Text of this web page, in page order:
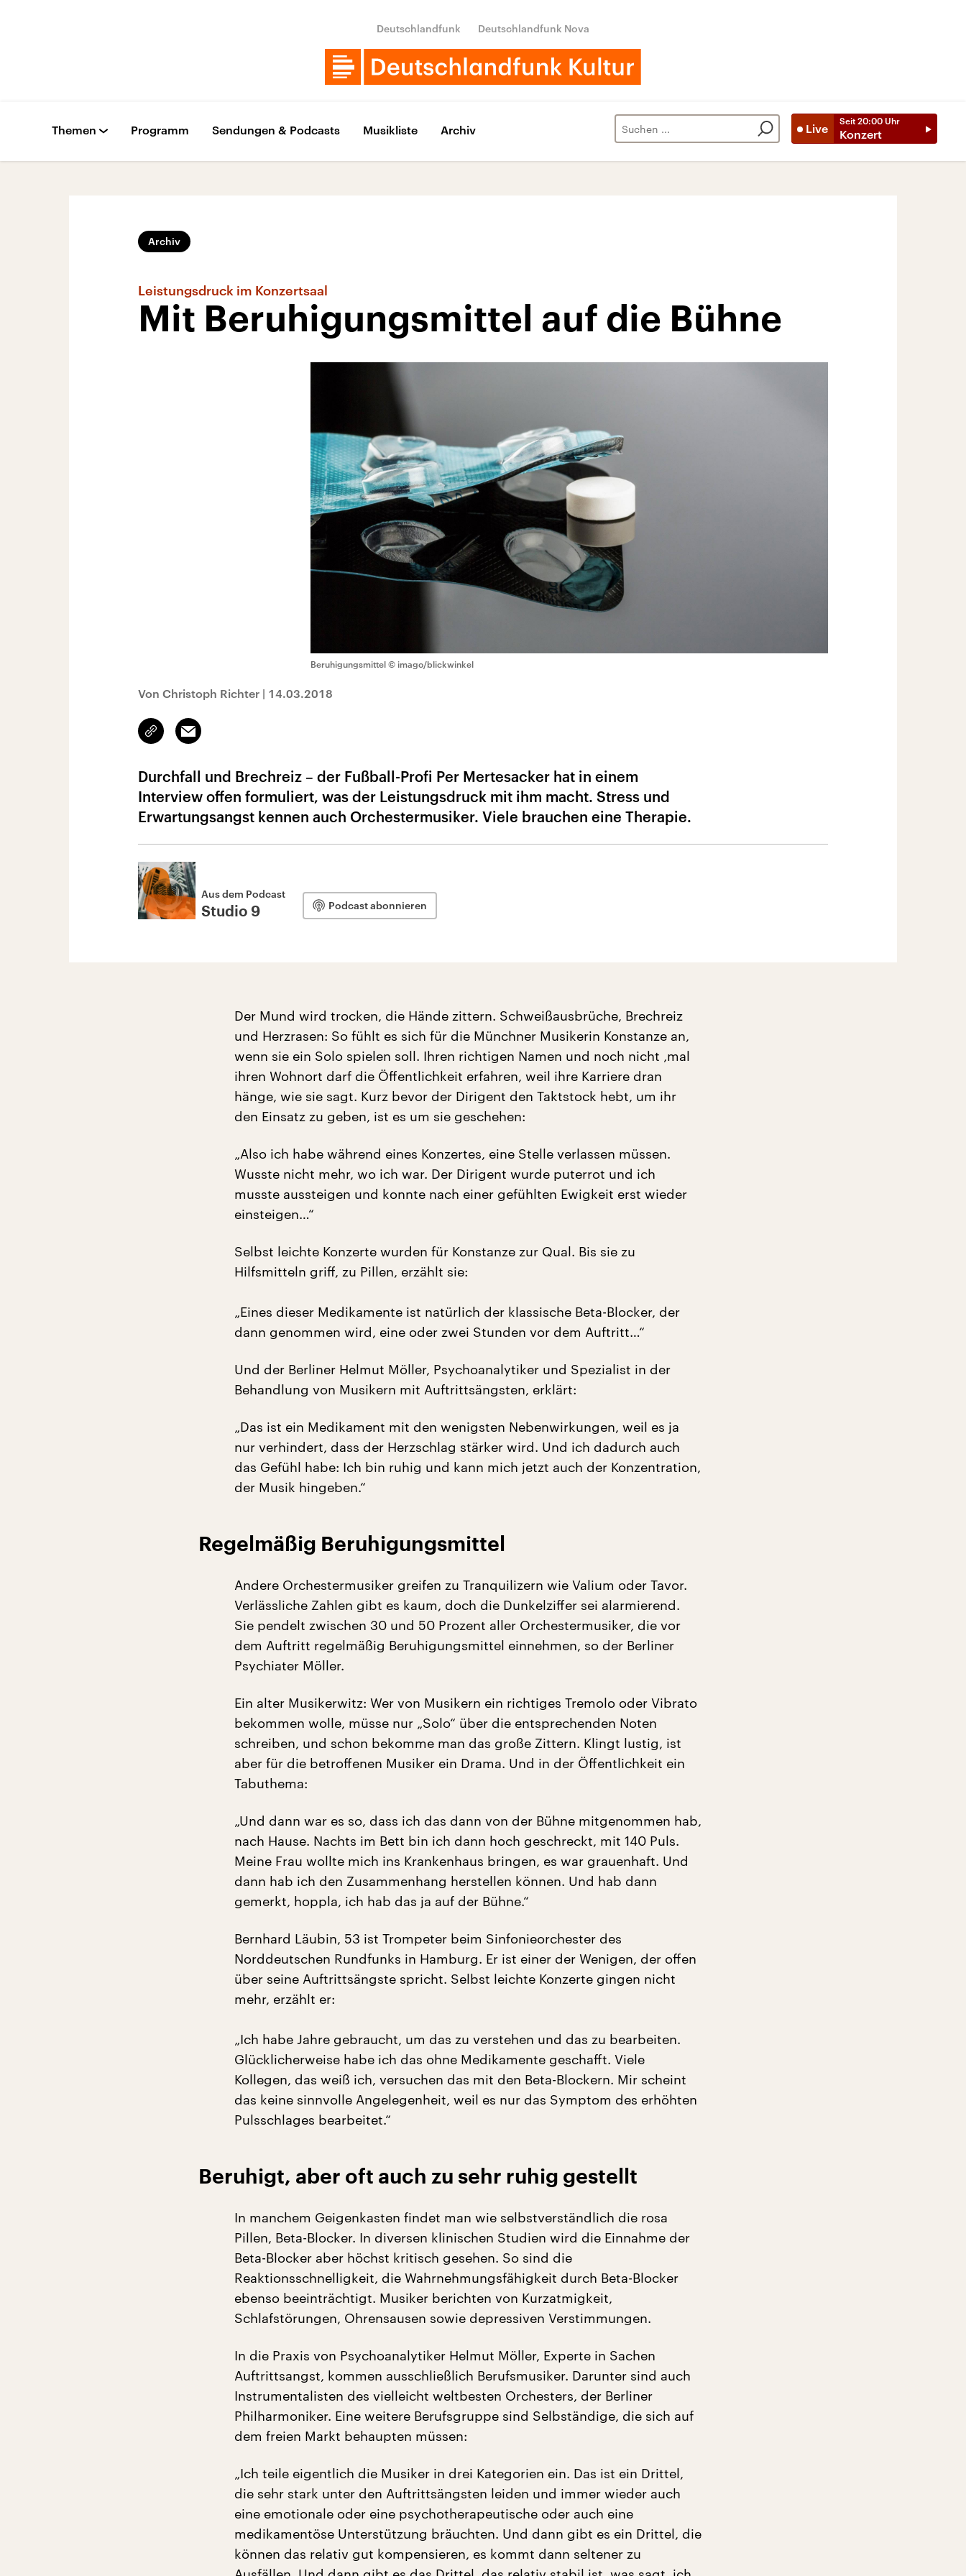
Deutschlandfunk Deutschlandfunk Nova
Live
Seit 20:00 Uhr
Konzert
Themen Programm Sendungen & Podcasts Musikliste Archiv
Archiv
Leistungsdruck im Konzertsaal
Mit Beruhigungsmittel auf die Bühne
Beruhigungsmittel © imago/blickwinkel
Von Christoph Richter | 14.03.2018
Link
kopieren/teilen
Email
Durchfall und Brechreiz – der Fußball-Profi Per Mertesacker hat in einem
Interview offen formuliert, was der Leistungsdruck mit ihm macht. Stress und
Erwartungsangst kennen auch Orchestermusiker. Viele brauchen eine Therapie.
Aus dem Podcast
Studio 9 Podcast abonnieren
Der Mund wird trocken, die Hände zittern. Schweißausbrüche, Brechreiz
und Herzrasen: So fühlt es sich für die Münchner Musikerin Konstanze an,
wenn sie ein Solo spielen soll. Ihren richtigen Namen und noch nicht ‚mal
ihren Wohnort darf die Öffentlichkeit erfahren, weil ihre Karriere dran
hänge, wie sie sagt. Kurz bevor der Dirigent den Taktstock hebt, um ihr
den Einsatz zu geben, ist es um sie geschehen:
„Also ich habe während eines Konzertes, eine Stelle verlassen müssen.
Wusste nicht mehr, wo ich war. Der Dirigent wurde puterrot und ich
musste aussteigen und konnte nach einer gefühlten Ewigkeit erst wieder
einsteigen…“
Selbst leichte Konzerte wurden für Konstanze zur Qual. Bis sie zu
Hilfsmitteln griff, zu Pillen, erzählt sie:
„Eines dieser Medikamente ist natürlich der klassische Beta-Blocker, der
dann genommen wird, eine oder zwei Stunden vor dem Auftritt…“
Und der Berliner Helmut Möller, Psychoanalytiker und Spezialist in der
Behandlung von Musikern mit Auftrittsängsten, erklärt:
„Das ist ein Medikament mit den wenigsten Nebenwirkungen, weil es ja
nur verhindert, dass der Herzschlag stärker wird. Und ich dadurch auch
das Gefühl habe: Ich bin ruhig und kann mich jetzt auch der Konzentration,
der Musik hingeben.“
Regelmäßig Beruhigungsmittel
Andere Orchestermusiker greifen zu Tranquilizern wie Valium oder Tavor.
Verlässliche Zahlen gibt es kaum, doch die Dunkelziffer sei alarmierend.
Sie pendelt zwischen 30 und 50 Prozent aller Orchestermusiker, die vor
dem Auftritt regelmäßig Beruhigungsmittel einnehmen, so der Berliner
Psychiater Möller.
Ein alter Musikerwitz: Wer von Musikern ein richtiges Tremolo oder Vibrato
bekommen wolle, müsse nur „Solo“ über die entsprechenden Noten
schreiben, und schon bekomme man das große Zittern. Klingt lustig, ist
aber für die betroffenen Musiker ein Drama. Und in der Öffentlichkeit ein
Tabuthema:
„Und dann war es so, dass ich das dann von der Bühne mitgenommen hab,
nach Hause. Nachts im Bett bin ich dann hoch geschreckt, mit 140 Puls.
Meine Frau wollte mich ins Krankenhaus bringen, es war grauenhaft. Und
dann hab ich den Zusammenhang herstellen können. Und hab dann
gemerkt, hoppla, ich hab das ja auf der Bühne.“
Bernhard Läubin, 53 ist Trompeter beim Sinfonieorchester des
Norddeutschen Rundfunks in Hamburg. Er ist einer der Wenigen, der offen
über seine Auftrittsängste spricht. Selbst leichte Konzerte gingen nicht
mehr, erzählt er:
„Ich habe Jahre gebraucht, um das zu verstehen und das zu bearbeiten.
Glücklicherweise habe ich das ohne Medikamente geschafft. Viele
Kollegen, das weiß ich, versuchen das mit den Beta-Blockern. Mir scheint
das keine sinnvolle Angelegenheit, weil es nur das Symptom des erhöhten
Pulsschlages bearbeitet.“
Beruhigt, aber oft auch zu sehr ruhig gestellt
In manchem Geigenkasten findet man wie selbstverständlich die rosa
Pillen, Beta-Blocker. In diversen klinischen Studien wird die Einnahme der
Beta-Blocker aber höchst kritisch gesehen. So sind die
Reaktionsschnelligkeit, die Wahrnehmungsfähigkeit durch Beta-Blocker
ebenso beeinträchtigt. Musiker berichten von Kurzatmigkeit,
Schlafstörungen, Ohrensausen sowie depressiven Verstimmungen.
In die Praxis von Psychoanalytiker Helmut Möller, Experte in Sachen
Auftrittsangst, kommen ausschließlich Berufsmusiker. Darunter sind auch
Instrumentalisten des vielleicht weltbesten Orchesters, der Berliner
Philharmoniker. Eine weitere Berufsgruppe sind Selbständige, die sich auf
dem freien Markt behaupten müssen:
„Ich teile eigentlich die Musiker in drei Kategorien ein. Das ist ein Drittel,
die sehr stark unter den Auftrittsängsten leiden und immer wieder auch
eine emotionale oder eine psychotherapeutische oder auch eine
medikamentöse Unterstützung bräuchten. Und dann gibt es ein Drittel, die
können das relativ gut kompensieren, es kommt dann seltener zu